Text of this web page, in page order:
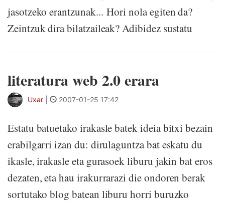
jasotzeko erantzunak... Hori nola egiten da?
Zeintzuk dira bilatzaileak? Adibidez sustatu
literatura web 2.0 erara
Uxar 2007-01-25 17:42
Estatu batuetako irakasle batek ideia bitxi bezain
erabilgarri izan du: dirulaguntza bat eskatu du
ikasle, irakasle eta gurasoek liburu jakin bat eros
dezaten, eta hau irakurrarazi die ondoren berak
sortutako blog batean liburu horri buruzko